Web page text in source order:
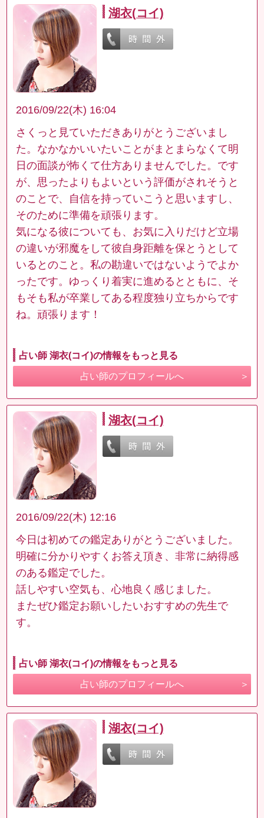
湖衣(コイ)
2016/09/22(木) 16:04
さくっと見ていただきありがとうございまし
た。なかなかいいたいことがまとまらなくて明
日の面談が怖くて仕方ありませんでした。です
が、思ったよりもよいという評価がされそうと
のことで、自信を持っていこうと思いますし、
そのために準備を頑張ります。
気になる彼についても、お気に入りだけど立場
の違いが邪魔をして彼自身距離を保とうとして
いるとのこと。私の勘違いではないようでよか
ったです。ゆっくり着実に進めるとともに、そ
もそも私が卒業してある程度独り立ちからです
ね。頑張ります！
占い師 湖衣(コイ)の情報をもっと見る
占い師のプロフィールへ
湖衣(コイ)
2016/09/22(木) 12:16
今日は初めての鑑定ありがとうございました。
明確に分かりやすくお答え頂き、非常に納得感
のある鑑定でした。
話しやすい空気も、心地良く感じました。
またぜひ鑑定お願いしたいおすすめの先生で
す。
占い師 湖衣(コイ)の情報をもっと見る
占い師のプロフィールへ
湖衣(コイ)